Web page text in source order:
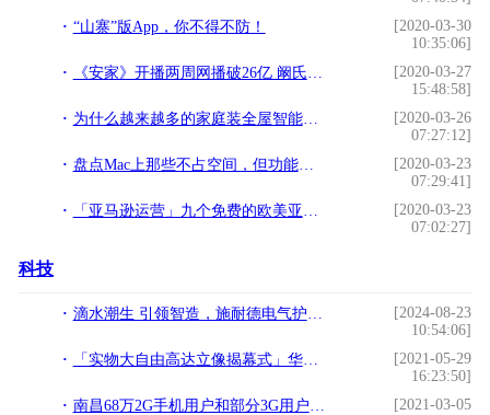
“山寨”版App，你不得不防！
[2020-03-30
10:35:06]
《安家》开播两周网播破26亿 阚氏夫妇陷离婚危机
[2020-03-27
15:48:58]
为什么越来越多的家庭装全屋智能家居？3大原因揭秘
[2020-03-26
07:27:12]
盘点Mac上那些不占空间，但功能逆天的小众软件APP
[2020-03-23
07:29:41]
「亚马逊运营」九个免费的欧美亚马逊 listing文案博客网站
[2020-03-23
07:02:27]
科技
滴水潮生 引领智造，施耐德电气护航临港产业“向新向强”
[2024-08-23
10:54:06]
「实物大自由高达立像揭幕式」华丽开幕 「GUNDAM SEED PROJECT Ignited」正式启动
[2021-05-29
16:23:50]
南昌68万2G手机用户和部分3G用户不用再交长途漫游费!
[2021-03-05